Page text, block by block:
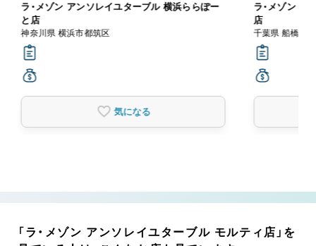
ン
ラ・メゾン アンソレイユターブル 横浜ららぽー
と店
神奈川県 横浜市都筑区
気になる
ン
ラ・メゾン ア
店
千葉県 船橋市
「ラ・メゾン アンソレイユターブル モルティ店」を